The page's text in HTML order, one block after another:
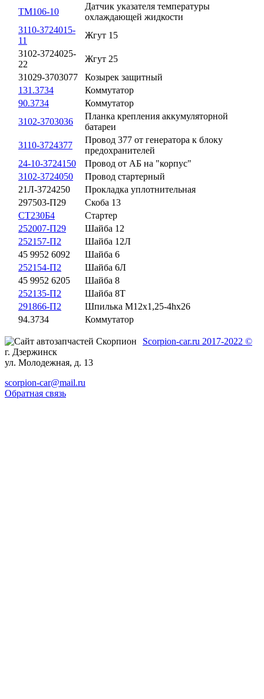
ТМ106-10
Датчик указателя температуры
охлаждающей жидкости
3110-3724015-
11
Жгут 15
3102-3724025-
22
Жгут 25
31029-3703077
Козырек защитный
131.3734
Коммутатор
90.3734
Коммутатор
3102-3703036
Планка крепления аккумуляторной
батареи
3110-3724377
Провод 377 от генератора к блоку
предохранителей
24-10-3724150
Провод от АБ на "корпус"
3102-3724050
Провод стартерный
21Л-3724250
Прокладка уплотнительная
297503-П29
Скоба 13
СТ230Б4
Стартер
252007-П29
Шайба 12
252157-П2
Шайба 12Л
45 9952 6092
Шайба 6
252154-П2
Шайба 6Л
45 9952 6205
Шайба 8
252135-П2
Шайба 8Т
291866-П2
Шпилька М12х1,25-4hх26
94.3734
Коммутатор
Scorpion-car.ru 2017-2022 ©
г. Дзержинск
ул. Молодежная, д. 13
scorpion-car@mail.ru
Обратная связь